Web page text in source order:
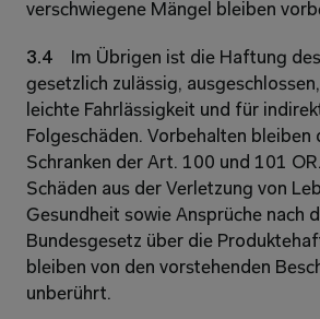
verschwiegene Mängel bleiben
3.4
Im Übrigen ist die Haftung
gesetzlich zulässig,
leichte Fahrlässigkeit und für
Folgeschäden. Vorbehalten bleiben
Schranken der Art. 100 und 101
Schäden aus der Verletzung von
Gesundheit sowie Ansprüche nach
Bundesgesetz über die
bleiben von den vorstehenden
unberührt.